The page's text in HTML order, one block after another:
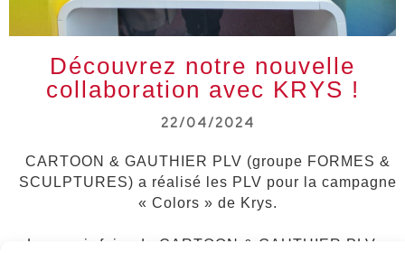
Découvrez notre nouvelle
collaboration avec KRYS !
22/04/2024
CARTOON & GAUTHIER PLV (groupe FORMES &
SCULPTURES) a réalisé les PLV pour la campagne
« Colors » de Krys.
Le savoir-faire de CARTOON & GAUTHIER PLV a